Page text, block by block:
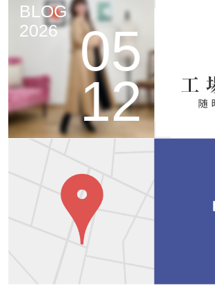
BLOG
2026
05
12